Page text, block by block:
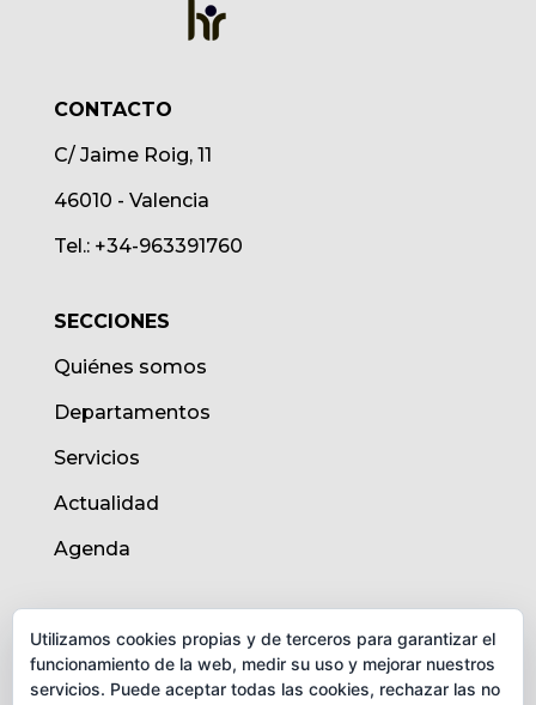
CONTACTO
C/ Jaime Roig, 11
46010 - Valencia
Tel.: +34-963391760
SECCIONES
Quiénes somos
Departamentos
Servicios
Actualidad
Agenda
Aviso legal
Utilizamos cookies propias y de terceros para garantizar el
funcionamiento de la web, medir su uso y mejorar nuestros
servicios. Puede aceptar todas las cookies, rechazar las no